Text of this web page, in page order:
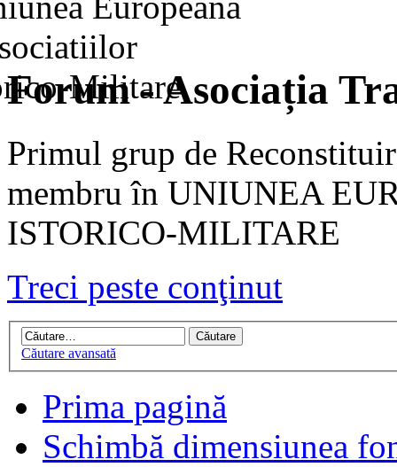
Forum - Asociația
Primul grup de
membru în UNIUNEA
ISTORICO-MILITARE
Treci peste conţinut
Căutare avansată
Prima pagină
Schimbă dimensiunea